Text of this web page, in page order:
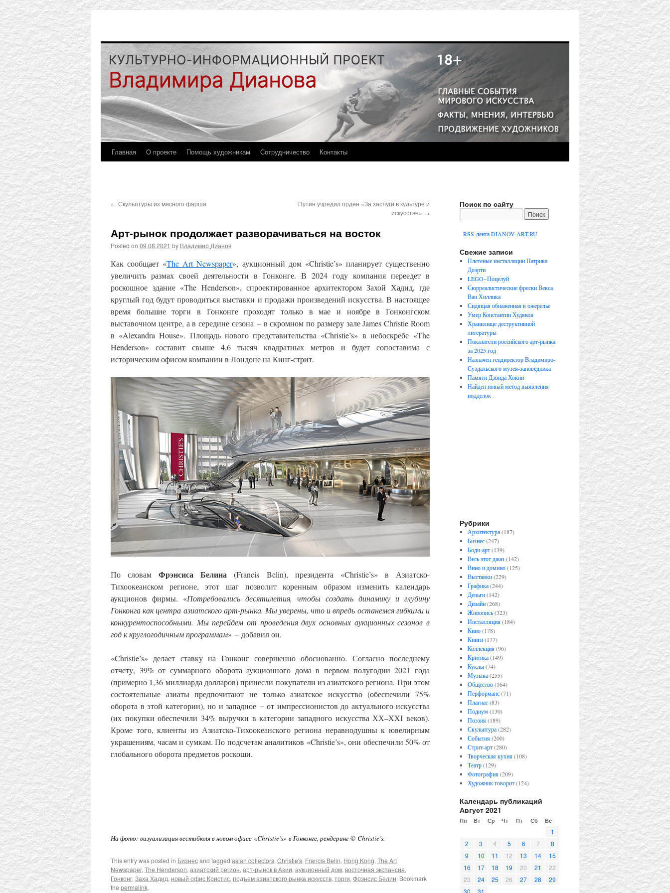
Главная О проекте Помощь художникам Сотрудничество Контакты
← Скульптуры из мясного фарша
Путин учредил орден «За заслуги в культуре и
искусстве» →
Арт-рынок продолжает разворачиваться на восток
Posted on 09.08.2021 by Владимир Дианов
Как сообщает «The Art Newspaper», аукционный дом «Christie’s» планирует существенно
увеличить размах своей деятельности в Гонконге. В 2024 году компания переедет в
роскошное здание «The Henderson», спроектированное архитектором Захой Хадид, где
круглый год будут проводиться выставки и продажи произведений искусства. В настоящее
время большие торги в Гонконге проходят только в мае и ноябре в Гонконгском
выставочном центре, а в середине сезона − в скромном по размеру зале James Christie Room
в «Alexandra House». Площадь нового представительства «Christie’s» в небоскребе «The
Henderson» составит свыше 4,6 тысяч квадратных метров и будет сопоставима с
историческим офисом компании в Лондоне на Кинг-стрит.
По словамФрэнсиса Белина (Francis Belin), президента «Christie’s» в Азиатско-
Тихоокеанском регионе, этот шаг позволит коренным образом изменить календарь
аукционов фирмы. «Потребовались десятилетия, чтобы создать динамику и глубину
Гонконга как центра азиатского арт-рынка. Мы уверены, что и впредь останемся гибкими и
конкурентоспособными. Мы перейдем от проведения двух основных аукционных сезонов в
год к круглогодичным программам» − добавил он.
«Christie’s» делает ставку на Гонконг совершенно обоснованно. Согласно последнему
отчету, 39% от суммарного оборота аукционного дома в первом полугодии 2021 года
(примерно 1,36 миллиарда долларов) принесли покупатели из азиатского региона. При этом
состоятельные азиаты предпочитают не только азиатское искусство (обеспечили 75%
оборота в этой категории), но и западное − от импрессионистов до актуального искусства
(их покупки обеспечили 34% выручки в категории западного искусства ХХ–XXI веков).
Кроме того, клиенты из Азиатско-Тихоокеанского региона неравнодушны к ювелирным
украшениям, часам и сумкам. По подсчетам аналитиков «Christie’s», они обеспечили 50% от
глобального оборота предметов роскоши.
На фото: визуализация вестибюля в новом офисе «Christie’s» в Гонконге, рендеринг © Christie’s.
This entry was posted in Бизнесand tagged asian collectors, Christie's, Francis Belin, Hong Kong, The Art
Newspaper, The Henderson, азиатский регион, арт-рынок в Азии, аукционный дом, восточная экспансия,
Гонконг, Заха Хадид, новый офис Кристис, подъем азиатского рынка искусств, торги, Фрэнсис Белин. Bookmark
the permalink.
Поиск по сайту
RSS-лента DIANOV-ART.RU
Свежие записи
Плетеные инсталляции Патрика
Доэрти
LEGO−Поцелуй
Сюрреалистические фрески Векса
Ван Хиллика
Сидящая обнаженная в ожерелье
Умер Константин Худяков
Хранилище деструктивной
литературы
Показатели российского арт-рынка
за 2025 год
Назначен гендиректор Владимиро-
Суздальского музея-заповедника
Памяти Дэвида Хокни
Найден новый метод выявления
подделок
Рубрики
Архитектура(187)
Бизнес(247)
Боди-арт(139)
Весь этот джаз(142)
Вино и домино(125)
Выставки(229)
Графика(244)
Деньги(142)
Дизайн(268)
Живопись(323)
Инсталляция(184)
Кино(178)
Книги(177)
Коллекция(96)
Критика(149)
Куклы(74)
Музыка(255)
Общество(164)
Перформанс(71)
Плагиат(83)
Подиум(130)
Поэзия(189)
Скульптура(282)
События(200)
Стрит-арт(280)
Творческая кухня(108)
Театр(129)
Фотография(209)
Художник говорит(124)
Календарь публикаций
Август 2021
Пн Вт Ср Чт Пт Сб Вс
1
2
3 4 5 6 7
8
9
10 11 12 13 14
15
16
17 18 19 20 21
22
23
24 25 26 27 28
29
30
31